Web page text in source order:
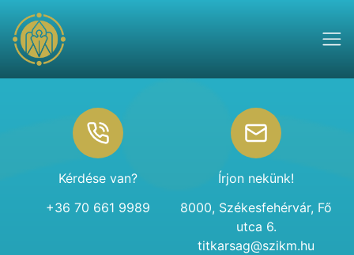
Kérdése van?
+36 70 661 9989
Írjon nekünk!
8000, Székesfehérvár, Fő
utca 6.
titkarsag@szikm.hu